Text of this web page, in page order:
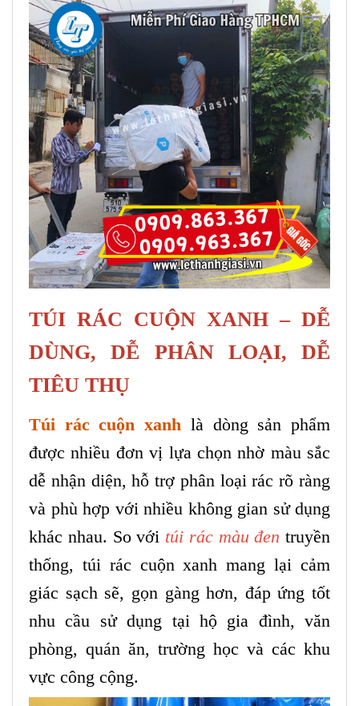
TÚI RÁC CUỘN XANH – DỄ
DÙNG, DỄ PHÂN LOẠI, DỄ
TIÊU THỤ
Túi rác cuộn xanh là dòng sản phẩm
được nhiều đơn vị lựa chọn nhờ màu sắc
dễ nhận diện, hỗ trợ phân loại rác rõ ràng
và phù hợp với nhiều không gian sử dụng
khác nhau. So với túi rác màu đen truyền
thống, túi rác cuộn xanh mang lại cảm
giác sạch sẽ, gọn gàng hơn, đáp ứng tốt
nhu cầu sử dụng tại hộ gia đình, văn
phòng, quán ăn, trường học và các khu
vực công cộng.